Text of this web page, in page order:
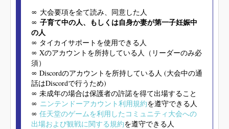
∞ 大会要項を全て読み、同意した人
∞ 子育て中の人、もしくは自身か妻が第一子妊娠中
の人
∞ タイカイサポートを使用できる人
∞ Xのアカウントを所持している人（リーダーのみ必
須）
∞ Discordのアカウントを所持している人 (大会中の通
話はDiscordで行うため)
∞ 未成年の場合は保護者の許諾を得て出場すること
∞ ニンテンドーアカウント利用規約を遵守できる人
∞ 任天堂のゲームを利用したコミュニティ大会への
出場および観戦に関する規約を遵守できる人